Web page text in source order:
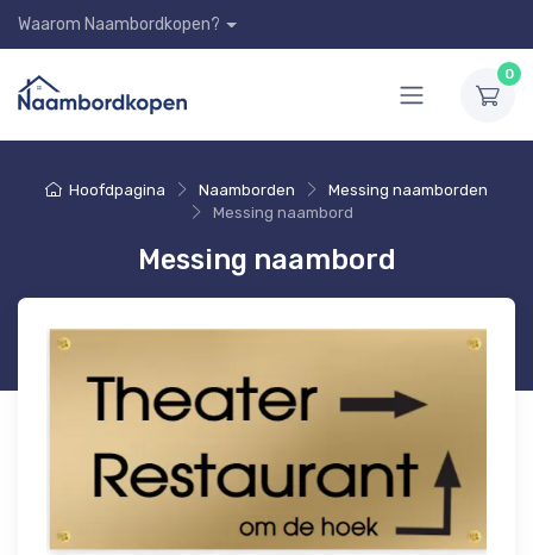
Waarom Naambordkopen?
0
Hoofdpagina Naamborden
Messing naamborden
Messing naambord
Messing naambord